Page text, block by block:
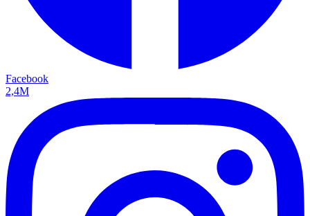
Facebook
2,4M